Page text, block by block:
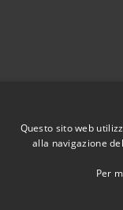
Questo sito web
alla navigazione
Per